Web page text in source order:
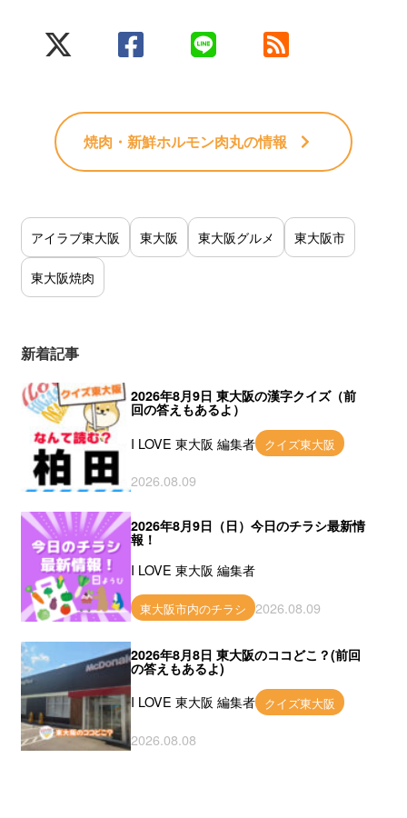
焼肉・新鮮ホルモン肉丸の情報
アイラブ東大阪 東大阪 東大阪グルメ 東大阪市
東大阪焼肉
新着記事
2026年8月9日 東大阪の漢字クイズ（前
回の答えもあるよ）
I LOVE 東大阪 編集者 クイズ東大阪
2026.08.09
2026年8月9日（日）今日のチラシ最新情
報！
I LOVE 東大阪 編集者
東大阪市内のチラシ 2026.08.09
2026年8月8日 東大阪のココどこ？(前回
の答えもあるよ)
I LOVE 東大阪 編集者 クイズ東大阪
2026.08.08